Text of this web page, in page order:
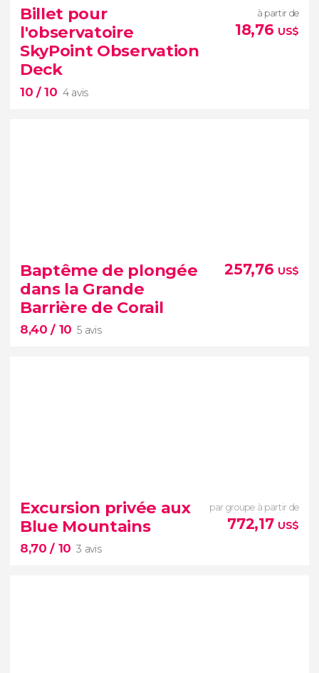
36 avis
Billet pour
l'observatoire
SkyPoint Observation
Deck
10/ 10 4 avis
à partir de
18,76 US$
4 avis
Montez à l'observatoire le plus haut de la Gold
Coast
Vous profiterez de la meilleure vue
Baptême de plongée
dans la Grande
Barrière de Corail
8,40/ 10 5 avis
257,76 US$
5 avis
Excursion privée aux
Blue Mountains
8,70/ 10 3 avis
par groupe à partir de
772,17 US$